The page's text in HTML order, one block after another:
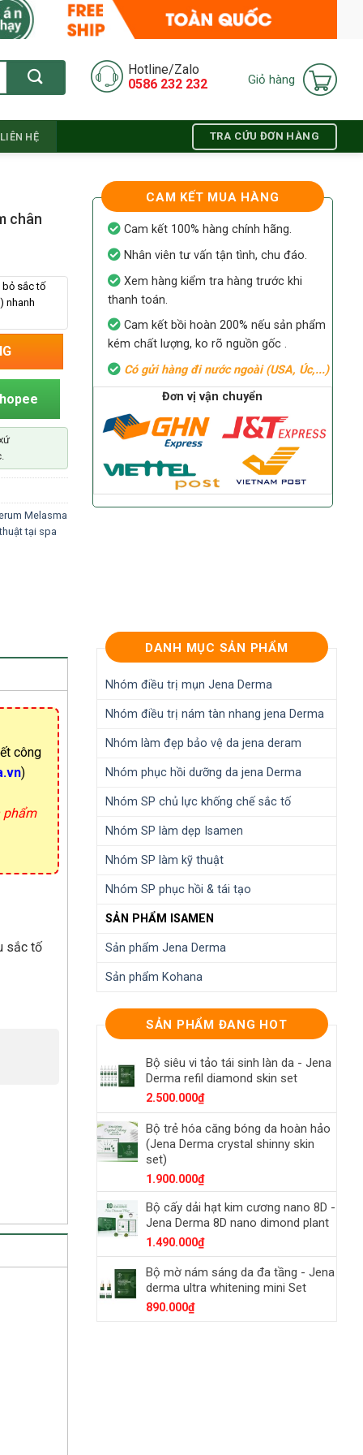
Hotline/Zalo
0586 232 232
Giỏ hàng
LIÊN HỆ TRA CỨU ĐƠN HÀNG
chân
bỏ sắc tố
nhanh
sâu, chàm xanh đen) số lượng
Melasma
tại spa
CAM KẾT MUA HÀNG
Cam kết 100% hàng chính hãng.
Nhân viên tư vấn tận tình, chu đáo.
Xem hàng kiểm tra hàng trước khi
thanh toán.
Cam kết bồi hoàn 200% nếu sản phẩm
kém chất lượng, ko rõ nguồn gốc .
Có gửi hàng đi nước ngoài (USA, Úc,...)
Đơn vị vận chuyển
công
)
phẩm
sắc tố
DANH MỤC SẢN PHẨM
Nhóm điều trị mụn Jena Derma
Nhóm điều trị nám tàn nhang jena Derma
Nhóm làm đẹp bảo vệ da jena deram
Nhóm phục hồi dưỡng da jena Derma
Nhóm SP chủ lực khống chế sắc tố
Nhóm SP làm dẹp Isamen
Nhóm SP làm kỹ thuật
Nhóm SP phục hồi & tái tạo
SẢN PHẨM ISAMEN
Sản phẩm Jena Derma
Sản phẩm Kohana
SẢN PHẨM ĐANG HOT
Bộ siêu vi tảo tái sinh làn da - Jena
Derma refil diamond skin set
2.500.000₫
Bộ trẻ hóa căng bóng da hoàn hảo
(Jena Derma crystal shinny skin
set)
1.900.000₫
Bộ cấy dải hạt kim cương nano 8D -
Jena Derma 8D nano dimond plant
1.490.000₫
Bộ mờ nám sáng da đa tầng - Jena
derma ultra whitening mini Set
890.000₫